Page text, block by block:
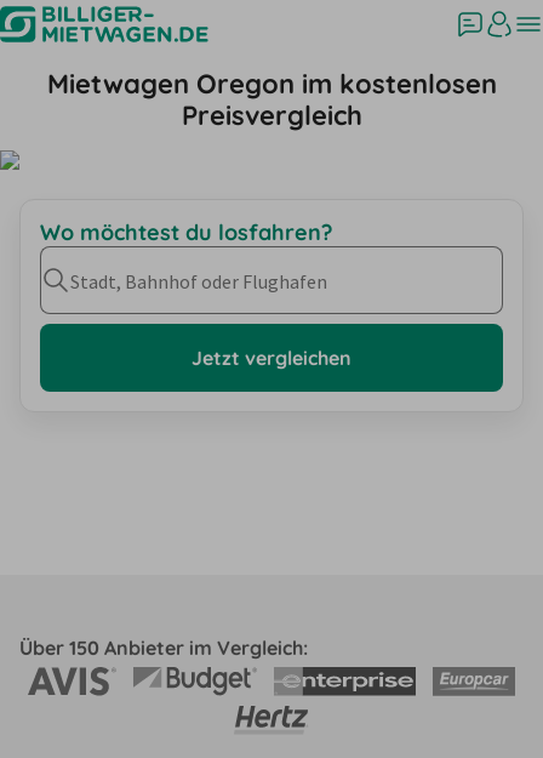
Mietwagen Oregon im kostenlosen
Preisvergleich
Wo möchtest du losfahren?
Stadt, Bahnhof oder Flughafen
Jetzt vergleichen
Über 150 Anbieter im Vergleich: